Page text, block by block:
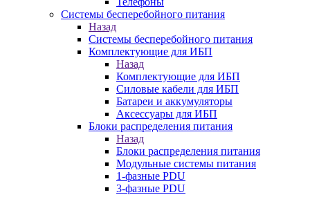
Системы бесперебойного питания
Назад
Системы бесперебойного питания
Комплектующие для ИБП
Назад
Комплектующие для ИБП
Силовые кабели для ИБП
Батареи и аккумуляторы
Аксессуары для ИБП
Блоки распределения питания
Назад
Блоки распределения питания
Модульные системы питания
1-фазные PDU
3-фазные PDU